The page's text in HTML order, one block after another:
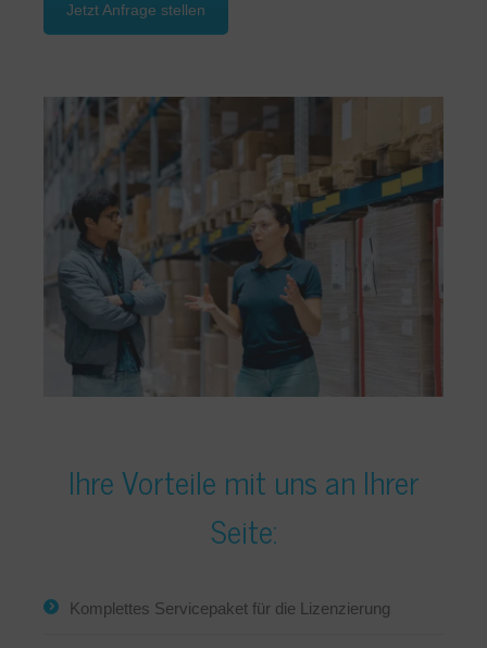
Jetzt Anfrage stellen
Ihre Vorteile mit uns an Ihrer
Seite:
Komplettes Servicepaket für die Lizenzierung